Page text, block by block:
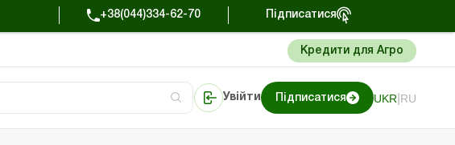
+38(044)334-62-70 Підписатися
Кредити для Агро
Увійти Підписатися UKR RU